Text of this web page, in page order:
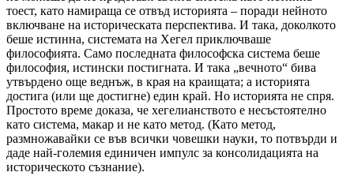
тоест, като намираща се отвъд историята – поради нейното
включване на историческата перспектива. И така, доколкото
беше истинна, системата на Хегел приключваше
философията. Само последната философска система беше
философия, истински постигната. И така „вечното“ бива
утвърдено още веднъж, в края на краищата; а историята
достига (или ще достигне) един край. Но историята не спря.
Простото време доказа, че хегелианството е несъстоятелно
като система, макар и не като метод. (Като метод,
размножавайки се във всички човешки науки, то потвърди и
даде най-големия единичен импулс за консолидацията на
историческото съзнание).